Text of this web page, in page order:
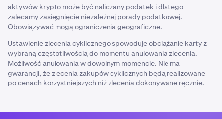
Strach przed pominięciem (FOMO).
Strach, niepewność i wątpliwości (FUD).
Emocje te mogą czasami zaćmiewać myślenie i
prowadzić do złych decyzji inwestycyjnych.
Korzystając ze strategii dollar cost averaging,
inwestorzy mogą odłożyć na bok emocje, angażując się
od wzrostów i spadków na rynku.
aktywów krypto może być naliczany podatek i dlatego
zalecamy zasięgnięcie niezależnej porady podatkowej.
Obowiązywać mogą ograniczenia geograficzne.
Ustawienie zlecenia cyklicznego spowoduje obciążanie karty z
wybraną częstotliwością do momentu anulowania zlecenia.
Możliwość anulowania w dowolnym momencie. Nie ma
gwarancji, że zlecenia zakupów cyklicznych będą realizowane
po cenach korzystniejszych niż zlecenia dokonywane ręcznie.